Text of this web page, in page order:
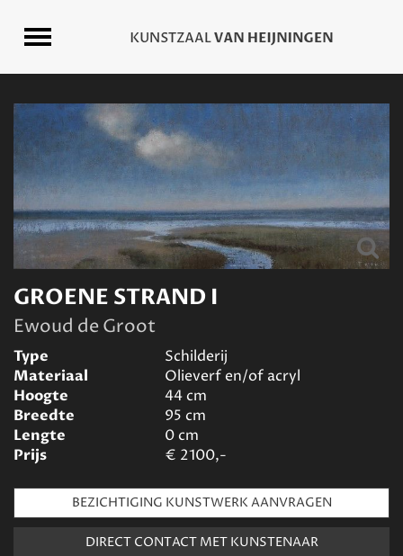
GROENE STRAND I
Ewoud de Groot
Type
Schilderij
Materiaal
Olieverf en/of acryl
Hoogte
44cm
Breedte
95 cm
Lengte
0cm
Prijs
€ 2100,-
BEZICHTIGING KUNSTWERK AANVRAGEN
DIRECT CONTACT MET KUNSTENAAR